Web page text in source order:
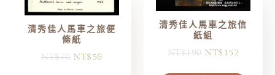
清秀佳人馬車之旅便
條紙
NT$70 NT$56
清秀佳人馬車之旅信
紙組
NT$190 NT$ 152